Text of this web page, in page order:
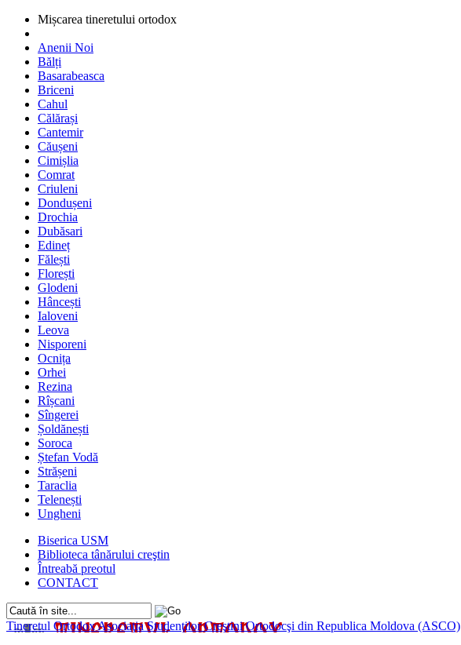
Mișcarea tineretului ortodox
Anenii Noi
Bălți
Basarabeasca
Briceni
Cahul
Călărași
Cantemir
Căușeni
Cimișlia
Comrat
Criuleni
Dondușeni
Drochia
Dubăsari
Edineț
Fălești
Florești
Glodeni
Hâncești
Ialoveni
Leova
Nisporeni
Ocnița
Orhei
Rezina
Rîșcani
Sîngerei
Șoldănești
Soroca
Ștefan Vodă
Strășeni
Taraclia
Telenești
Ungheni
Biserica USM
Biblioteca tânărului creştin
Întreabă preotul
CONTACT
Tineretul OrtodoxAsociaţia Studenţilor Creştini Ortodocşi din Republica Moldova (ASCO)